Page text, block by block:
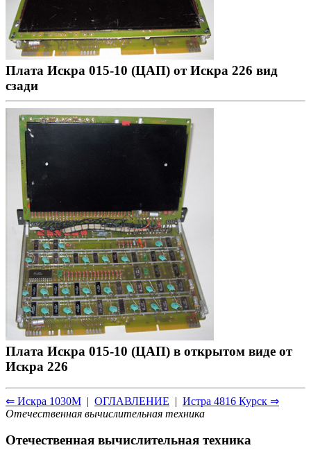
Плата Искра 015-10 (ЦАП) от Искра 226 вид
сзади
Плата Искра 015-10 (ЦАП) в открытом виде от
Искра 226
⇐ Искра 1030М | ОГЛАВЛЕНИЕ | Истра 4816 Курск ⇒
Отечественная вычислительная техника
Отечественная вычислительная техника